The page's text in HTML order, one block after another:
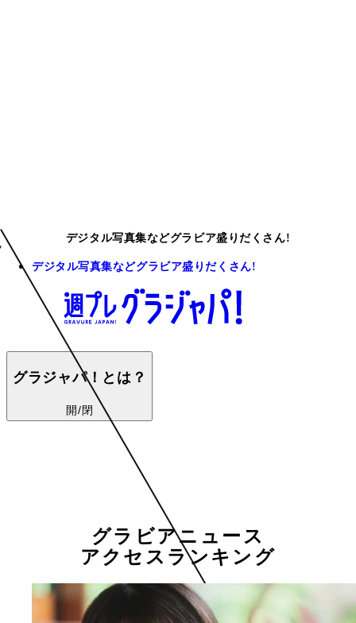
デジタル写真集などグラビア盛りだくさん!
デジタル写真集などグラビア盛りだくさん!
グラジャパ！とは？
開/閉
グラビアニュース
アクセスランキング